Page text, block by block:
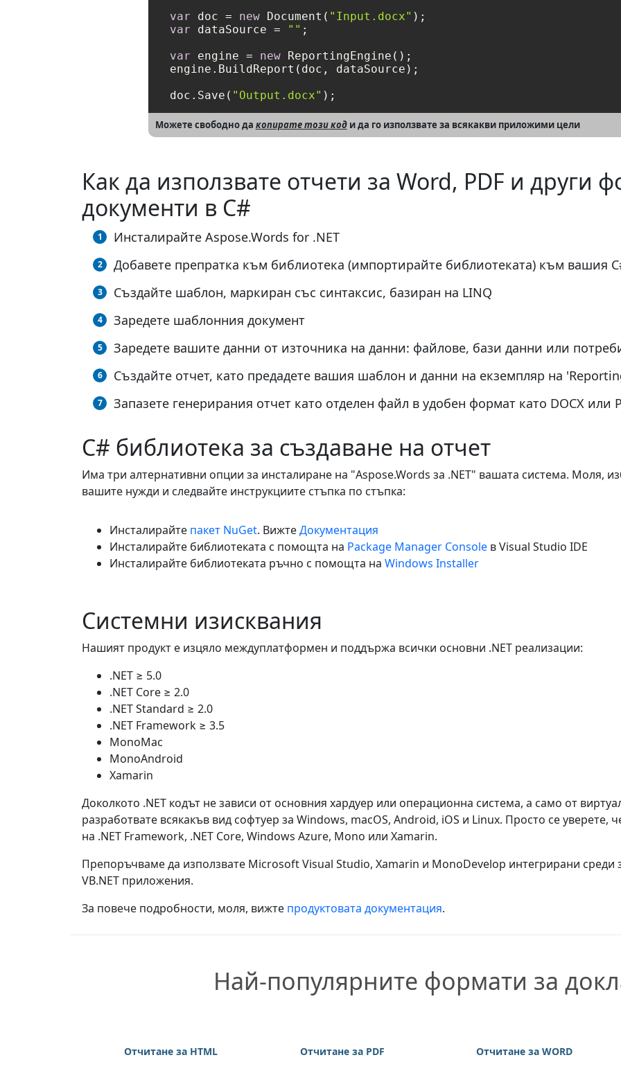
var doc = new Document( "Input.docx"
var dataSource = "" ;
var engine = new ReportingEngine();
engine.BuildReport(doc, dataSource);
doc.Save( "Output.docx" );
Можете свободно да копирате този коди да го използвате за всякакви приложими цели
Как да използвате отчети за Word, PDF и други
документи в C#
Инсталирайте Aspose.Words for .NET
Добавете препратка към библиотека (импортирайте библиотеката) към вашия
Създайте шаблон, маркиран със синтаксис, базиран на LINQ
Заредете шаблонния документ
Заредете вашите данни от източника на данни: файлове, бази данни или
Създайте отчет, като предадете вашия шаблон и данни на екземпляр на
Запазете генерирания отчет като отделен файл в удобен формат като DOCX или
C# библиотека за създаване на отчет
Има три алтернативни опции за инсталиране на "Aspose.Words за .NET" вашата система. Моля,
вашите нужди и следвайте инструкциите стъпка по стъпка:
Инсталирайте пакет NuGet. ВижтеДокументация
Инсталирайте библиотеката с помощта на Package Manager Console в Visual Studio IDE
Инсталирайте библиотеката ръчно с помощта на Windows Installer
Системни изисквания
Нашият продукт е изцяло междуплатформен и поддържа всички основни .NET реализации:
.NET ≥ 5.0
.NET Core ≥ 2.0
.NET Standard ≥ 2.0
.NET Framework ≥ 3.5
MonoMac
MonoAndroid
Xamarin
Доколкото .NET кодът не зависи от основния хардуер или операционна система, а само от
разработвате всякакъв вид софтуер за Windows, macOS, Android, iOS и Linux. Просто се уверете,
на .NET Framework, .NET Core, Windows Azure, Mono или Xamarin.
Препоръчваме да използвате Microsoft Visual Studio, Xamarin и MonoDevelop интегрирани среди
VB.NET приложения.
За повече подробности, моля, вижте продуктовата документация.
Най-популярните формати за
Отчитане за HTML Отчитане за PDF Отчитане за WORD